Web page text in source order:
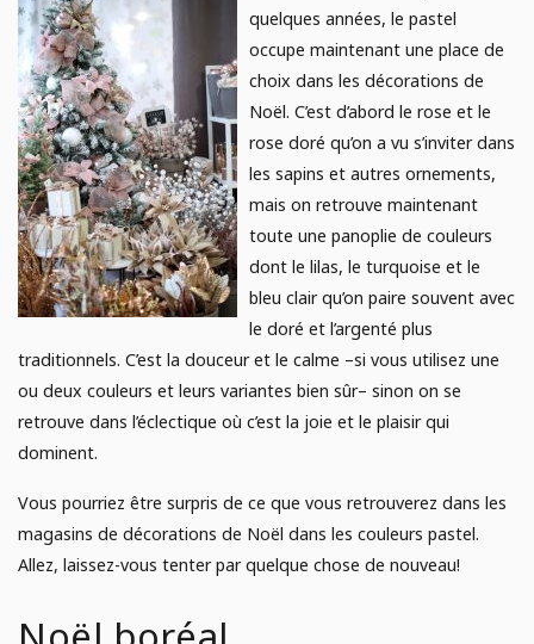
quelques années, le pastel
occupe maintenant une place de
choix dans les décorations de
Noël. C’est d’abord le rose et le
rose doré qu’on a vu s’inviter dans
les sapins et autres ornements,
mais on retrouve maintenant
toute une panoplie de couleurs
dont le lilas, le turquoise et le
bleu clair qu’on paire souvent avec
le doré et l’argenté plus
traditionnels. C’est la douceur et le calme –si vous utilisez une
ou deux couleurs et leurs variantes bien sûr– sinon on se
retrouve dans l’éclectique où c’est la joie et le plaisir qui
dominent.
Vous pourriez être surpris de ce que vous retrouverez dans les
magasins de décorations de Noël dans les couleurs pastel.
Allez, laissez-vous tenter par quelque chose de nouveau!